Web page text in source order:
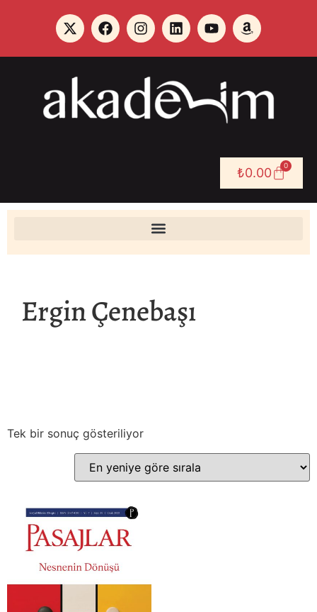
₺0.00 0
Ergin Çenebaşı
Tek bir sonuç gösteriliyor